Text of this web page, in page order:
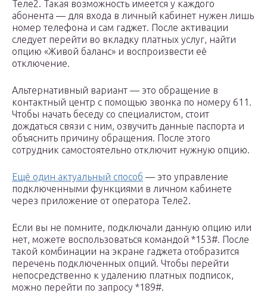
Теле2. Такая возможность имеется у каждого
абонента — для входа в личный кабинет нужен лишь
номер телефона и сам гаджет. После активации
следует перейти во вкладку платных услуг, найти
опцию «Живой баланс» и воспроизвести её
отключение.
Альтернативный вариант — это обращение в
контактный центр с помощью звонка по номеру 611.
Чтобы начать беседу со специалистом, стоит
дождаться связи с ним, озвучить данные паспорта и
объяснить причину обращения. После этого
сотрудник самостоятельно отключит нужную опцию.
Ещё один актуальный способ — это управление
подключенными функциями в личном кабинете
через приложение от оператора Теле2.
Если вы не помните, подключали данную опцию или
нет, можете воспользоваться командой *153#. После
такой комбинации на экране гаджета отобразится
перечень подключенных опций. Чтобы перейти
непосредственно к удалению платных подписок,
можно перейти по запросу *189#.